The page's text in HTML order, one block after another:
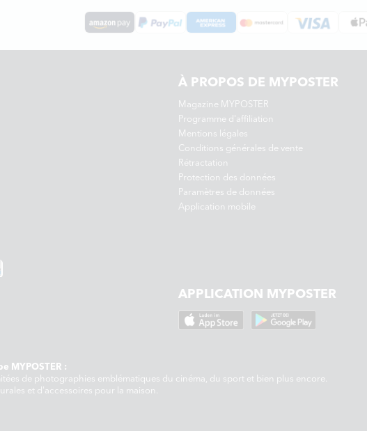
À PROPOS DE MYPOSTER
Magazine MYPOSTER
Programme d'affiliation
Mentions légales
Conditions générales de vente
Rétractation
Protection des données
Paramètres de données
Application mobile
APPLICATION MYPOSTER
MYPOSTER :
de photographies emblématiques du cinéma, du sport et bien plus encore.
et d'accessoires pour la maison.